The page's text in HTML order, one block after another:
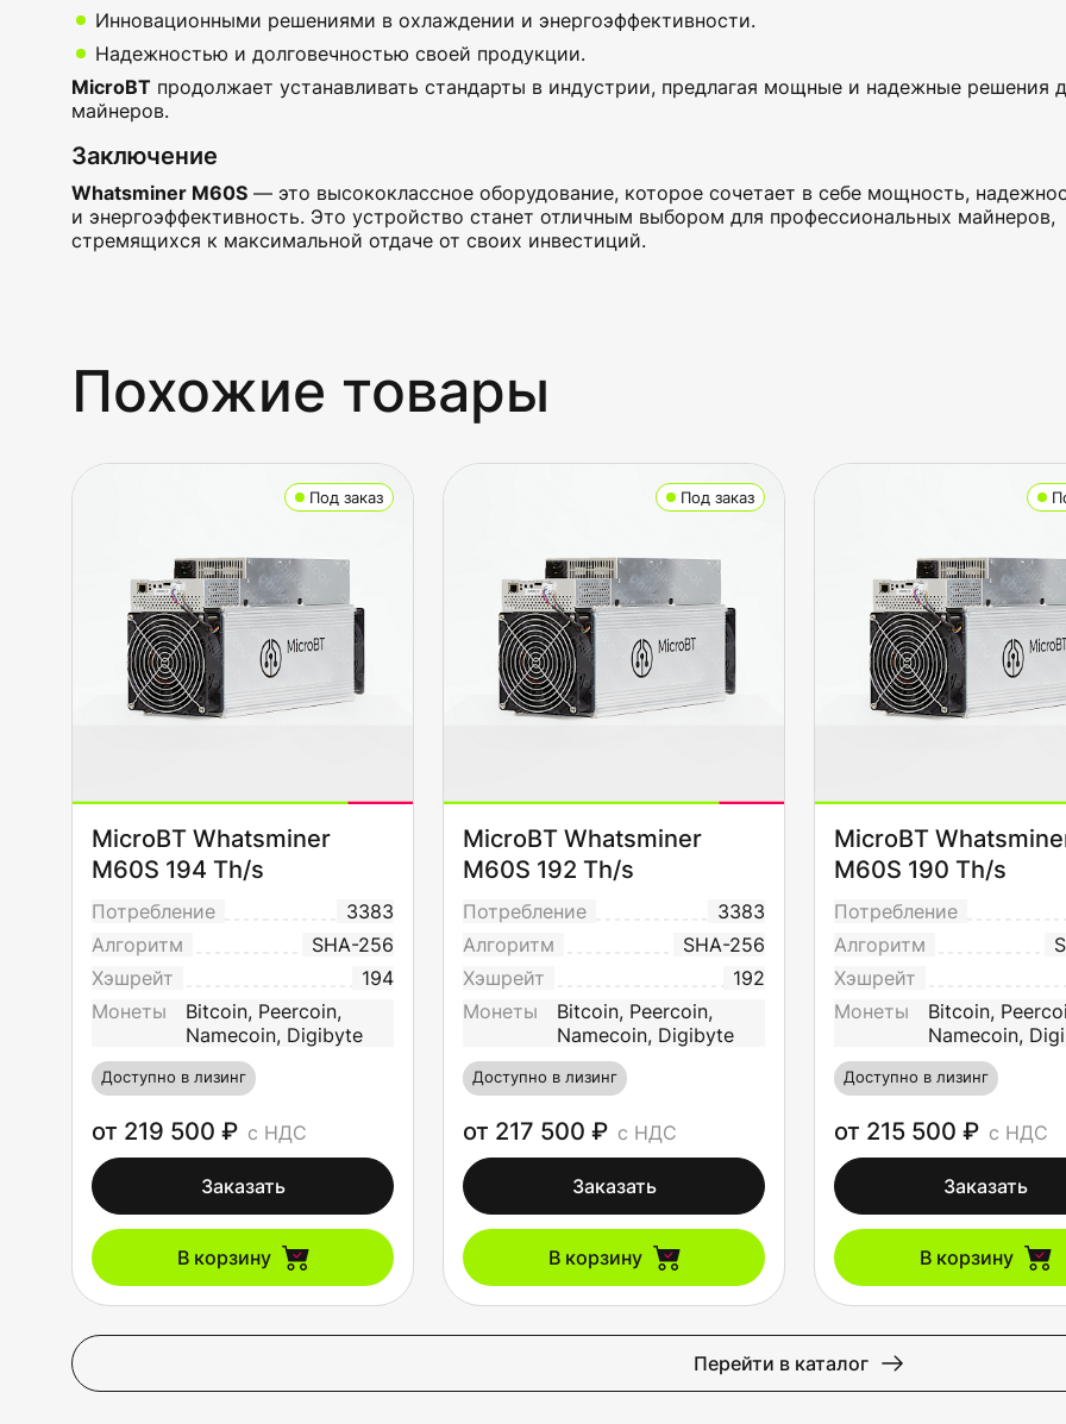
Инновационными решениями в охлаждении и энергоэффективности.
Надежностью и долговечностью своей продукции.
MicroBT продолжает устанавливать стандарты в индустрии, предлагая мощные и надежные решения
майнеров.
Заключение
Whatsminer M60S — это высококлассное оборудование, которое сочетает в себе мощность,
и энергоэффективность. Это устройство станет отличным выбором для профессиональных майнеров,
стремящихся к максимальной отдаче от своих инвестиций.
Похожие товары
Под заказ
MicroBT Whatsminer
M60S 194 Th/s
Потребление
3383
Алгоритм
SHA-256
Хэшрейт
194
Монеты
Bitcoin, Peercoin,
Namecoin, Digibyte
Доступно в лизинг
от 219 500 ₽ с НДС
Заказать
В корзину
Под заказ
MicroBT Whatsminer
M60S 192 Th/s
Потребление
3383
Алгоритм
SHA-256
Хэшрейт
192
Монеты
Bitcoin, Peercoin,
Namecoin, Digibyte
Доступно в лизинг
от 217 500 ₽ с НДС
Заказать
В корзину
MicroBT
M60S 190 Th/s
Потребление
Алгоритм
Хэшрейт
Монеты
Bitcoin,
Namecoin,
Доступно в лизинг
от 215 500 ₽ с НДС
Заказать
В корзину
Перейти в каталог